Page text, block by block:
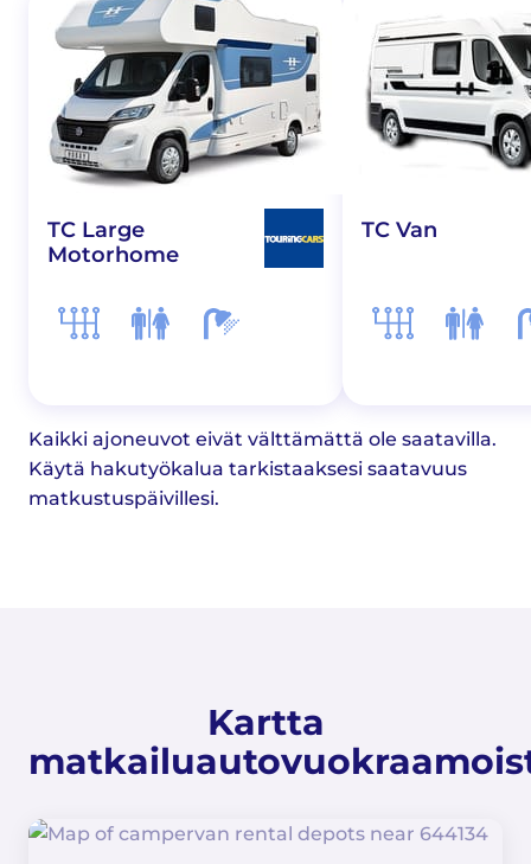
TC Large
Motorhome
TC Van
Kaikki ajoneuvot eivät välttämättä ole saatavilla.
Käytä hakutyökalua tarkistaaksesi saatavuus
matkustuspäivillesi.
Kartta